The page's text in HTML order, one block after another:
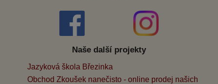
Naše další projekty
Jazyková škola Březinka
Obchod Zkoušek nanečisto - online prodej našich